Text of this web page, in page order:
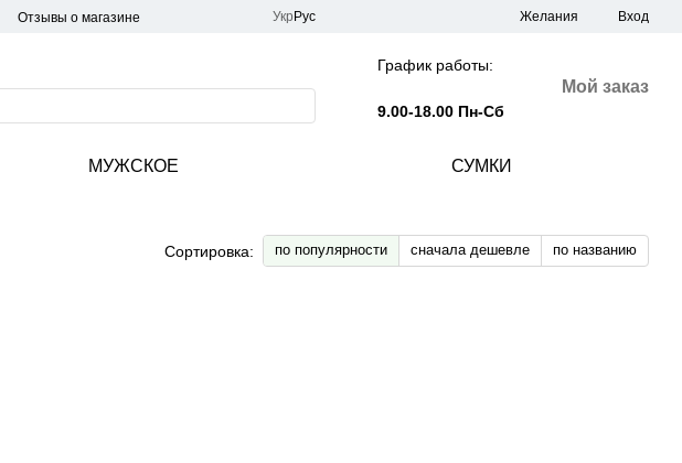
Отзывы о магазине Укр Рус Желания Вход
График работы:
9.00-18.00 Пн-Сб
Мой заказ
МУЖСКОЕ СУМКИ
Сортировка: по популярности сначала дешевле по названию